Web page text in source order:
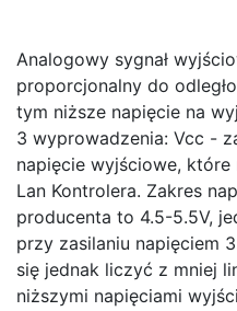
Analogowy sygnał
proporcjonalny do
tym niższe napięcie na
3 wyprowadzenia: Vcc -
napięcie wyjściowe, które
Lan Kontrolera. Zakres
producenta to 4.5-5.5V,
przy zasilaniu napięciem
się jednak liczyć z mniej
niższymi napięciami